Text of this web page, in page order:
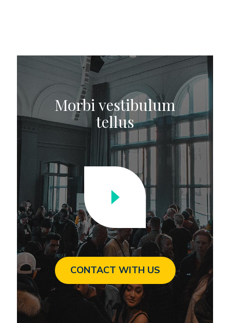
Morbi vestibulum
tellus
CONTACT WITH US